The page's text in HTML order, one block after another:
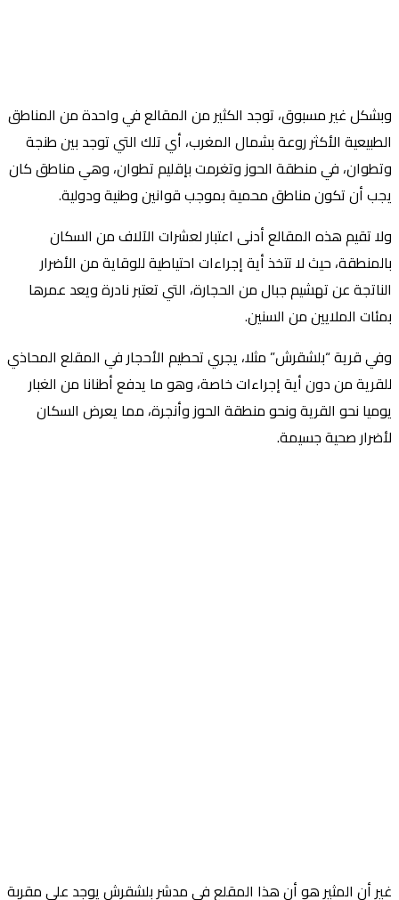
وبشكل غير مسبوق، توجد الكثير من المقالع في واحدة من المناطق
الطبيعية الأكثر روعة بشمال المغرب، أي تلك التي توجد بين طنجة
وتطوان، في منطقة الحوز وتغرمت بإقليم تطوان، وهي مناطق كان
يجب أن تكون مناطق محمية بموجب قوانين وطنية ودولية.
ولا تقيم هذه المقالع أدنى اعتبار لعشرات الآلاف من السكان
بالمنطقة، حيث لا تتخذ أية إجراءات احتياطية للوقاية من الأضرار
الناتجة عن تهشيم جبال من الحجارة، التي تعتبر نادرة ويعد عمرها
بمئات الملايين من السنين.
وفي قرية “بلشقرش” مثلا، يجري تحطيم الأحجار في المقلع المحاذي
للقرية من دون أية إجراءات خاصة، وهو ما يدفع أطنانا من الغبار
يوميا نحو القرية ونحو منطقة الحوز وأنجرة، مما يعرض السكان
لأضرار صحية جسيمة.
غير أن المثير هو أن هذا المقلع في مدشر بلشقرش يوجد على مقربة